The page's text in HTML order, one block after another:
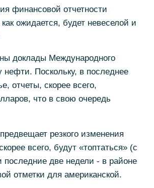
финансовой отчетности
ожидается, будет невеселой и
доклады Международного
нефти. Поскольку, в последнее
отчеты, скорее всего,
что в свою очередь
резкого изменения
всего, будут «топтаться» (с
две недели - в районе
отметки для американской.